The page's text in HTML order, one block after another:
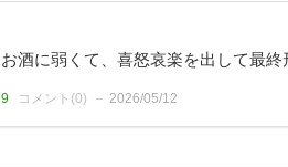
酒に弱くて、喜怒哀楽を出して最終
コメント(0) 2026/05/12